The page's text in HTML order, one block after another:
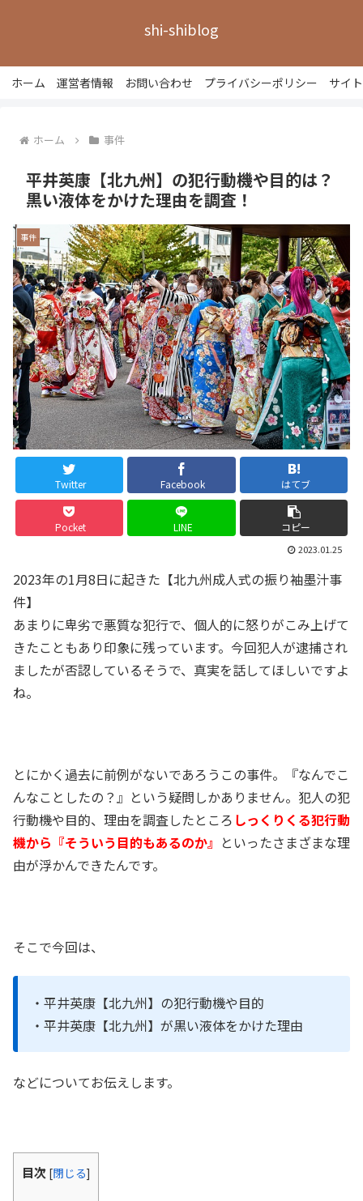
shi-shiblog
ホーム 運営者情報 お問い合わせ プライバシーポリシー サイ
ホーム 事件
平井英康【北九州】の犯行動機や目的は？
黒い液体をかけた理由を調査！
事件
Twitter Facebook はてブ
Pocket LINE コピー
2023.01.25
2023年の1月8日に起きた【北九州成人式の振り袖墨汁事
件】
あまりに卑劣で悪質な犯行で、個人的に怒りがこみ上げて
きたこともあり印象に残っています。今回犯人が逮捕され
ましたが否認しているそうで、真実を話してほしいですよ
ね。
とにかく過去に前例がないであろうこの事件。『なんでこ
んなことしたの？』という疑問しかありません。犯人の犯
行動機や目的、理由を調査したところ しっくりくる犯行動
機から『そういう目的もあるのか』 といったさまざまな理
由が浮かんできたんです。
そこで今回は、
・平井英康【北九州】の犯行動機や目的
・平井英康【北九州】が黒い液体をかけた理由
などについてお伝えします。
目次 [閉じる]